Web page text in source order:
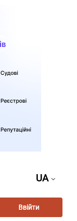
UA
Ввійти